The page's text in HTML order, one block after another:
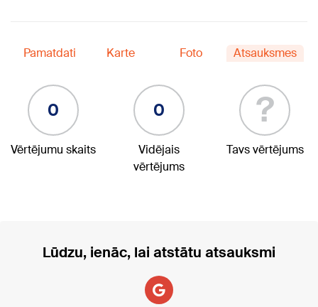
Pamatdati Karte Foto Atsauksmes
0
Vērtējumu skaits
0
Vidējais
vērtējums
?
Tavs vērtējums
Lūdzu, ienāc, lai atstātu atsauksmi